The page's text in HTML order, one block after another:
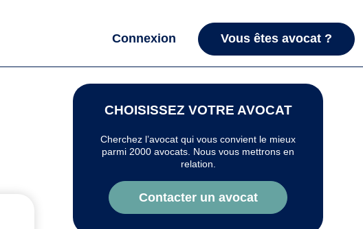
Connexion Vous êtes avocat ?
CHOISISSEZ VOTRE AVOCAT
Cherchez l’avocat qui vous convient le mieux
parmi 2000 avocats. Nous vous mettrons en
relation.
Contacter un avocat